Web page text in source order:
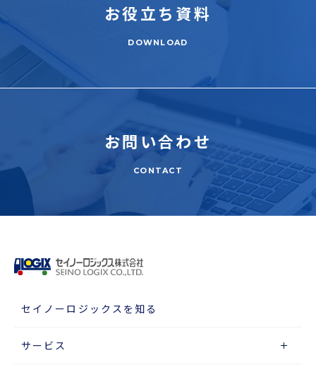
お役立ち 資料
DOWNLOAD
お問い合わせ
CONTACT
セイノーロジックスを知る
サービス